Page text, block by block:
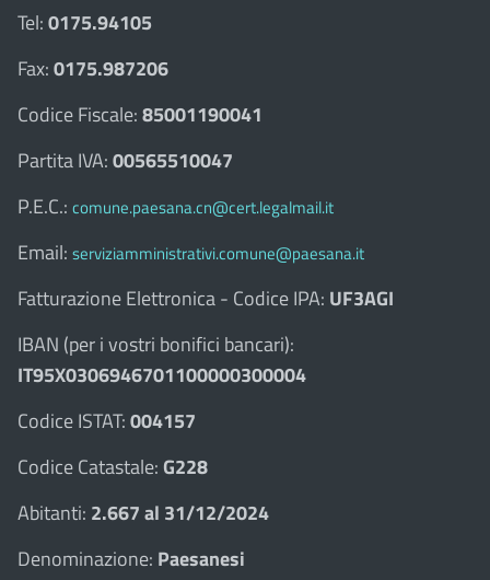
Tel:0175.94105
Fax:0175.987206
Codice Fiscale:85001190041
Partita IVA:00565510047
P.E.C.: comune.paesana.cn@cert.legalmail.it
Email: serviziamministrativi.comune@paesana.it
Fatturazione Elettronica - Codice IPA: UF3AGI
IBAN (per i vostri bonifici bancari):
IT95X0306946701100000300004
Codice ISTAT:004157
Codice Catastale:G228
Abitanti: 2.667 al 31/12/2024
Denominazione: Paesanesi